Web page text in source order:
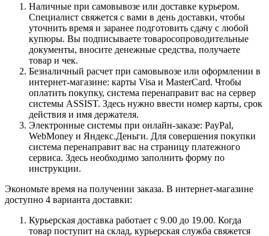
Наличные при самовывозе или доставке курьером.
Специалист свяжется с вами в день доставки, чтобы
уточнить время и заранее подготовить сдачу с любой
купюры. Вы подписываете товаросопроводительные
документы, вносите денежные средства, получаете
товар и чек.
Безналичный расчет при самовывозе или оформлении в
интернет-магазине: карты Visa и MasterCard. Чтобы
оплатить покупку, система перенаправит вас на сервер
системы ASSIST. Здесь нужно ввести номер карты, срок
действия и имя держателя.
Электронные системы при онлайн-заказе: PayPal,
WebMoney и Яндекс.Деньги. Для совершения покупки
система перенаправит вас на страницу платежного
сервиса. Здесь необходимо заполнить форму по
инструкции.
Экономьте время на получении заказа. В интернет-магазине
доступно 4 варианта доставки:
Курьерская доставка работает с 9.00 до 19.00. Когда
товар поступит на склад, курьерская служба свяжется